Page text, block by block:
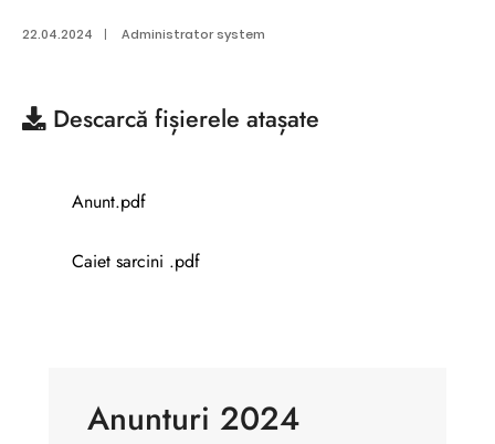
22.04.2024 | Administrator system
Descarcă fișierele atașate
Anunt.pdf
Caiet sarcini .pdf
Anunturi 2024